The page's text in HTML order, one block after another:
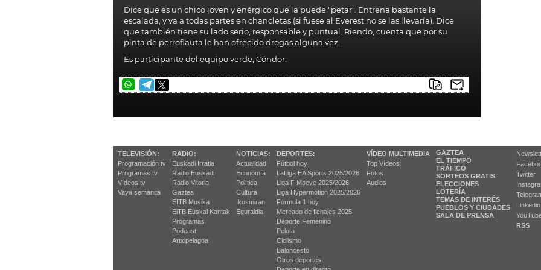
Dice que es un chico joven y enérgico que la puede "petar". Entrena bastante la
escalada, y va a todas partes en chancletas (si fuese al Everest no se las llevaría). Dice
que también tiene su lado serio, responsable y puntual. Riendo, cuenta que por su
pinta de perroflauta le han ofrecido drogas alguna vez.
Es participante del equipo verde, Cóndor.
TELEVISIÓN:
Programación tv
Programas tv
Vídeos tv
Vaya semanita
RADIO:
Euskadi Irratia
Radio Euskadi
Radio Vitoria
Gaztea
EITB Musika
EiTB Euskal Kantak
Programas
Podcast
Artxipelagoa
NOTICIAS:
Actualidad
Economía
Política
Cultura
Ikusmiran
Eguraldia
DEPORTES:
Fútbol hoy
LaLiga EA Sports 2025/2026
Liga F Moeve 2025/2026
Liga Hypermotion 2025/2026
Fórmula 1 hoy
Mercado de fichajes 2025
Deporte Femenino
Pelota
Ciclismo
Baloncesto
Otros deportes
VÍDEO MULTIMEDIA
Top Vídeos
Fotos
Audios
GAZTEA
EL TIEMPO
TRÁFICO
SORTEOS GRATIS
ELECCIONES
LOTERÍA
TEMAS DE INTERÉS
PUEBLOS Y CIUDADES
SALA DE PRENSA
Twitter
Linkedin
RSS